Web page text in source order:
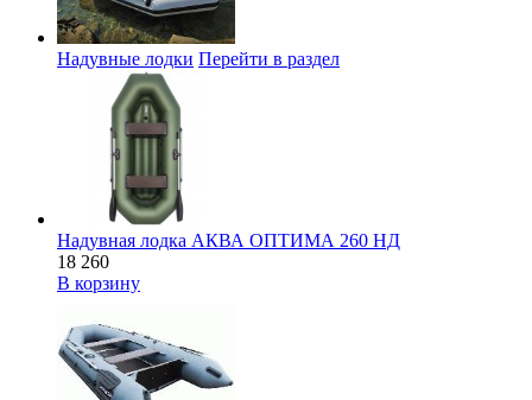
Надувные лодки Перейти в раздел
Надувная лодка АКВА ОПТИМА 260 НД
18 260
В корзину